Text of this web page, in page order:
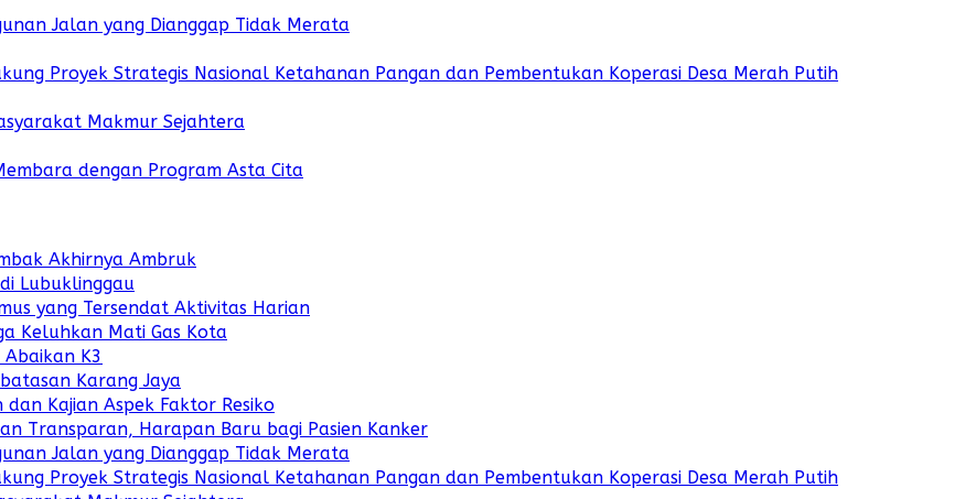
Jalan yang Dianggap Tidak Merata
Proyek Strategis Nasional Ketahanan Pangan dan Pembentukan Koperasi Desa Merah Putih
Makmur Sejahtera
dengan Program Asta Cita
Akhirnya Ambruk
Lubuklinggau
yang Tersendat Aktivitas Harian
Keluhkan Mati Gas Kota
K3
Karang Jaya
Kajian Aspek Faktor Resiko
Transparan, Harapan Baru bagi Pasien Kanker
Jalan yang Dianggap Tidak Merata
Proyek Strategis Nasional Ketahanan Pangan dan Pembentukan Koperasi Desa Merah Putih